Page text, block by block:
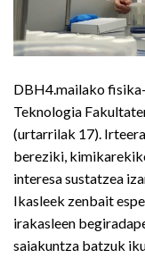
DBH4.mailako
Teknologia
(urtarrilak 17).
bereziki,
interesa sustatzea
Ikasleek zenbait
irakasleen
saiakuntza batzuk